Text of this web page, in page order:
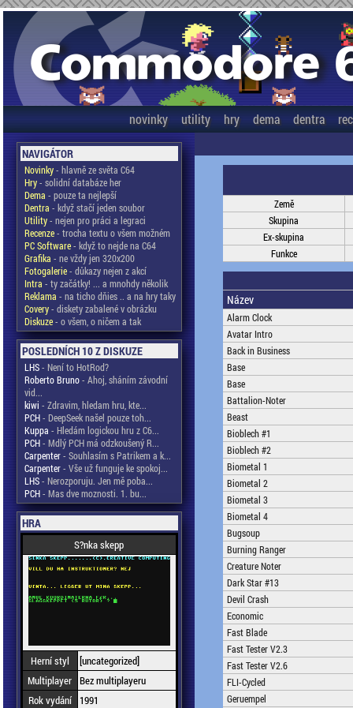
novinky utility hry dema dentra
NAVIGÁTOR
Novinky- hlavně ze světa C64
Hry- solidní databáze her
Dema - pouze ta nejlepší
Dentra - když stačí jeden soubor
Utility- nejen pro práci a legraci
Recenze- trocha textu o všem možném
PC Software- když to nejde na C64
Grafika - ne vždy jen 320x200
Fotogalerie- důkazy nejen z akcí
Intra - ty začátky! ... a mnohdy několik
Reklama - na ticho dňies .. a na hry taky
Covery- diskety zabalené v obrázku
Diskuze- o všem, o ničem a tak
POSLEDNÍCH 10 Z DISKUZE
LHS- Není to HotRod?
Roberto Bruno- Ahoj, sháním závodní
vid...
kiwi - Zdravim, hledam hru, kte...
PCH- DeepSeek našel pouze toh...
Kuppa - Hledám logickou hru z C6...
PCH- Mdlý PCH má odzkoušený R...
Carpenter- Souhlasím s Patrikem a k...
Carpenter- Vše už funguje ke spokoj...
LHS- Nerozporuju. Jen mě poba...
PCH- Mas dve moznosti. 1. bu...
HRA
S?nka skepp
Herní styl
[uncategorized]
Multiplayer Bez multiplayeru
Rok vydání
1991
Země
Skupina
Ex-skupina
Funkce
Název
Alarm Clock
Avatar Intro
Back in Business
Base
Base
Battalion-Noter
Beast
Bioblech #1
Bioblech #2
Biometal 1
Biometal 2
Biometal 3
Biometal 4
Bugsoup
Burning Ranger
Creature Noter
Dark Star #13
Devil Crash
Economic
Fast Blade
Fast Tester V2.3
Fast Tester V2.6
FLI-Cycled
Geruempel